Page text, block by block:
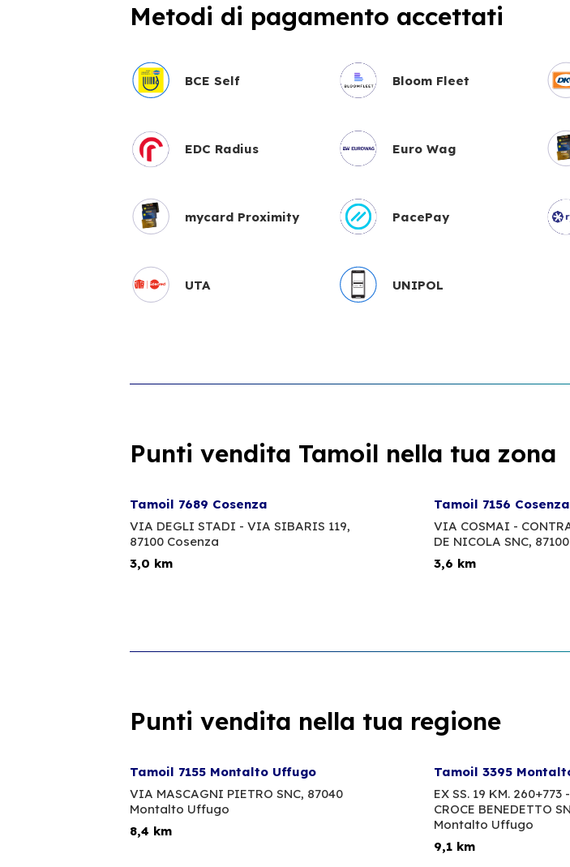
Metodi di pagamento accettati
BCE Self Bloom Fleet
EDC Radius Euro Wag
mycard Proximity PacePay
UTA UNIPOL
Punti vendita Tamoil nella tua zona
Tamoil 7689 Cosenza
VIA DEGLI STADI - VIA SIBARIS 119,
87100 Cosenza
3,0 km
Tamoil 7156 Cosenza
VIA COSMAI -
DE NICOLA SNC,
3,6 km
Punti vendita nella tua regione
Tamoil 7155 Montalto Uffugo
VIA MASCAGNI PIETRO SNC, 87040
Montalto Uffugo
8,4 km
Tamoil 3395
EX SS. 19 KM. 260+773
CROCE BENEDETTO
Montalto Uffugo
9,1 km